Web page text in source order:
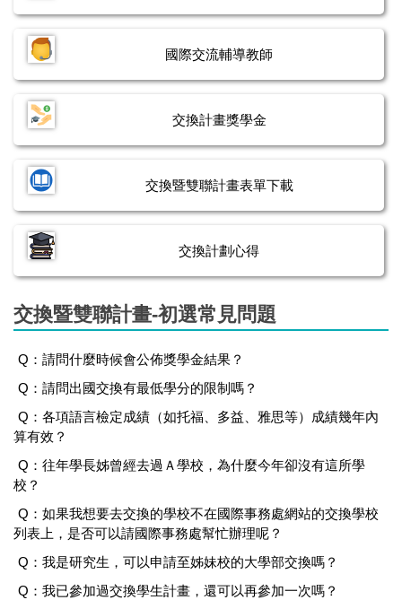
國際交流輔導教師
交換計畫獎學金
交換暨雙聯計畫表單下載
交換計劃心得
交換暨雙聯計畫-初選常見問題
Q：請問什麼時候會公佈獎學金結果？
Q：請問出國交換有最低學分的限制嗎？
Q：各項語言檢定成績（如托福、多益、雅思等）成績幾年內
算有效？
Q：往年學長姊曾經去過Ａ學校，為什麼今年卻沒有這所學
校？
Q：如果我想要去交換的學校不在國際事務處網站的交換學校
列表上，是否可以請國際事務處幫忙辦理呢？
Q：我是研究生，可以申請至姊妹校的大學部交換嗎？
Q：我已參加過交換學生計畫，還可以再參加一次嗎？